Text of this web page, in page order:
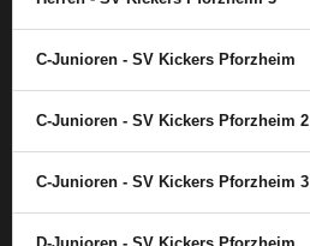
C-Junioren - SV Kickers Pforzheim
C-Junioren - SV Kickers Pforzheim 2
C-Junioren - SV Kickers Pforzheim 3